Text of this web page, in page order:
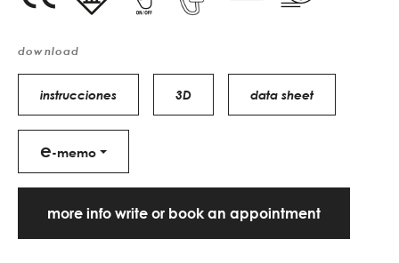
download
instrucciones 3D data sheet
e-memo
more info write or book an appointment